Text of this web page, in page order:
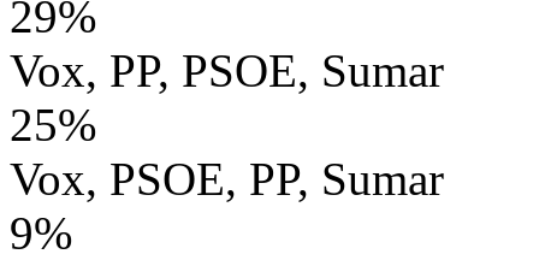
29%
Vox, PP, PSOE, Sumar
25%
Vox, PSOE, PP, Sumar
9%